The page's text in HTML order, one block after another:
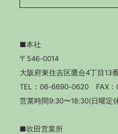
■本社
〒546-0014
大阪府東住吉区鷹合4丁目13
TEL： 06-6690-0620 FAX：
営業時間9:30〜18:30(日曜定
■吹田営業所